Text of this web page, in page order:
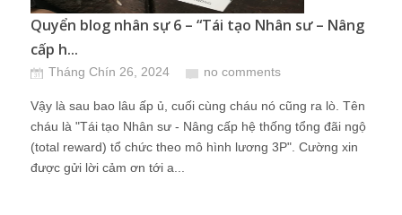
Quyển blog nhân sự 6 – “Tái tạo Nhân sư – Nâng
cấp h...
Tháng Chín 26, 2024 no comments
Vậy là sau bao lâu ấp ủ, cuối cùng cháu nó cũng ra lò. Tên
cháu là "Tái tạo Nhân sư - Nâng cấp hệ thống tổng đãi ngộ
(total reward) tổ chức theo mô hình lương 3P". Cường xin
được gửi lời cảm ơn tới a...